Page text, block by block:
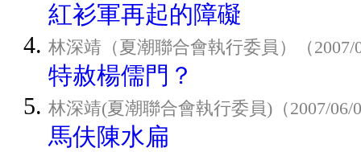
紅衫軍再起的障礙
林深靖（夏潮聯合會執行委員）（2007/
特赦楊儒門？
林深靖(夏潮聯合會執行委員)（2007/06/
馬伕陳水扁